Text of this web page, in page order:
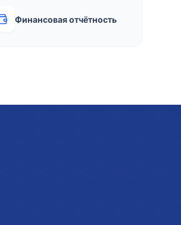
Финансовая отчётность